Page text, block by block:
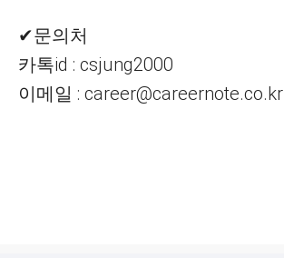
✔문의처
카톡id : csjung2000
이메일 : career@careernote.co.kr